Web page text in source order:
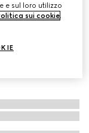
e sul loro utilizzo
sui cookie.